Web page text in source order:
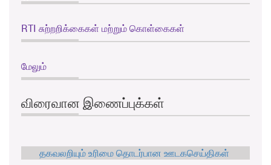
RTI சுற்றறிக்கைகள் மற்றும் கொள்கைகள்
மேலும்
விரைவான இணைப்புக்கள்
தகவலறியும் உரிமை தொடர்பான ஊடகசெய்திகள்